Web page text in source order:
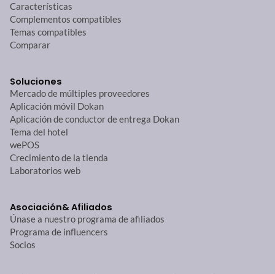
Características
Complementos compatibles
Temas compatibles
Comparar
Soluciones
Mercado de múltiples proveedores
Aplicación móvil Dokan
Aplicación de conductor de entrega Dokan
Tema del hotel
wePOS
Crecimiento de la tienda
Laboratorios web
Asociación& Afiliados
Únase a nuestro programa de afiliados
Programa de influencers
Socios